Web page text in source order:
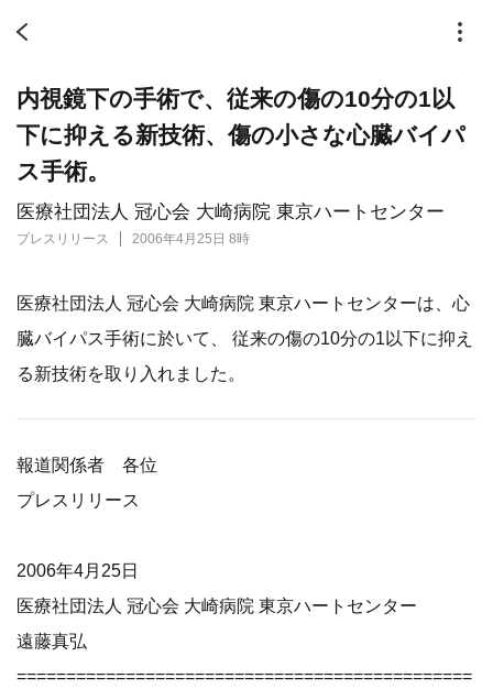
医療社団法人 冠心会 大崎病院 東京ハートセンター
プレスリリース 2006年4月25日 8時
内視鏡下の手術で、従来の傷の10分の1以
下に抑える新技術、傷の小さな心臓バイパ
ス手術。
医療社団法人 冠心会 大崎病院 東京ハートセンターは、心
臓バイパス手術に於いて、 従来の傷の10分の1以下に抑え
る新技術を取り入れました。
報道関係者 各位
プレスリリース
2006年4月25日
医療社団法人 冠心会 大崎病院 東京ハートセンター
遠藤真弘
==============================================